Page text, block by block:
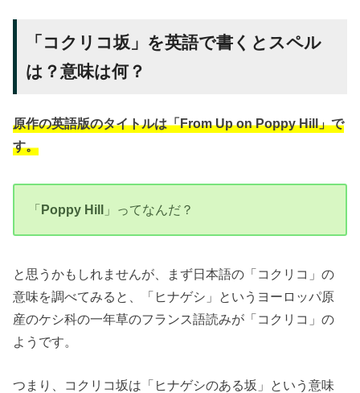
「コクリコ坂」を英語で書くとスペル
は？意味は何？
原作の英語版のタイトルは「From Up on Poppy Hill」で
す。
「Poppy Hill 」ってなんだ？
と思うかもしれませんが、まず日本語の「コクリコ」の
意味を調べてみると、「ヒナゲシ」というヨーロッパ原
産のケシ科の一年草のフランス語読みが「コクリコ」の
ようです。
つまり、コクリコ坂は「ヒナゲシのある坂」という意味